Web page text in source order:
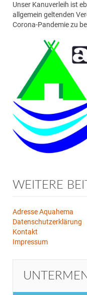
Unser Kanuverleih ist
allgemein geltenden
Corona-Pandemie zu
WEITERE
Adresse Aquahema
Datenschutzerklärung
Kontakt
Impressum